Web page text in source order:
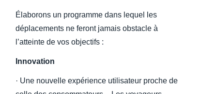
Élaborons un programme dans lequel les
déplacements ne feront jamais obstacle à
l’atteinte de vos objectifs :
Innovation
· Une nouvelle expérience utilisateur proche de